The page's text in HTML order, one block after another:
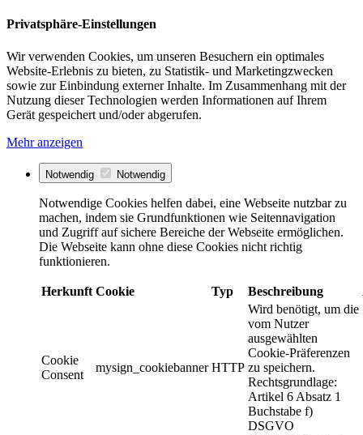
Privatsphäre-Einstellungen
Wir verwenden Cookies, um unseren Besuchern ein optimales
Website-Erlebnis zu bieten, zu Statistik- und Marketingzwecken
sowie zur Einbindung externer Inhalte. Im Zusammenhang mit der
Nutzung dieser Technologien werden Informationen auf Ihrem
Gerät gespeichert und/oder abgerufen.
Mehr anzeigen
Notwendig Notwendig
Notwendige Cookies helfen dabei, eine Webseite nutzbar zu
machen, indem sie Grundfunktionen wie Seitennavigation
und Zugriff auf sichere Bereiche der Webseite ermöglichen.
Die Webseite kann ohne diese Cookies nicht richtig
funktionieren.
Herkunft Cookie Typ Beschreibung
Cookie
Consent
mysign_cookiebanner HTTP
Wird benötigt, um die
vom Nutzer
ausgewählten
Cookie-Präferenzen
zu speichern.
Rechtsgrundlage:
Artikel 6 Absatz 1
Buchstabe f)
DSGVO